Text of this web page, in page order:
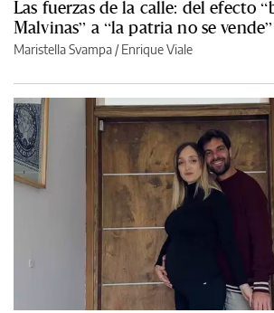
Las fuerzas de la calle: del efecto
Malvinas” a “la patria no se vende”
Maristella Svampa /Enrique Viale